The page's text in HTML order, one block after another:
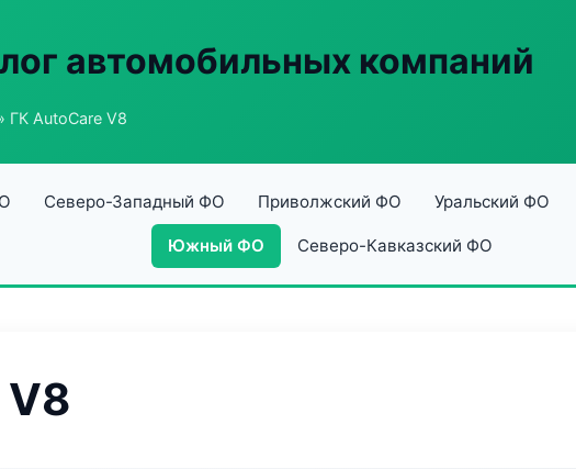
автомобильных компаний
ГК AutoCare V8
Северо-Западный ФО Приволжский ФО Уральский ФО
Южный ФО Северо-Кавказский ФО